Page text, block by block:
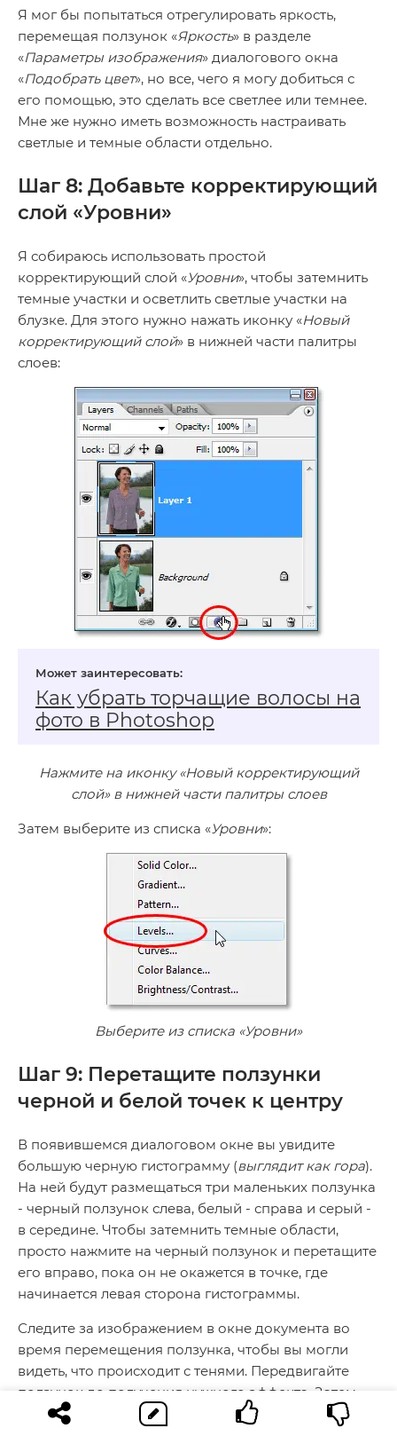
Я мог бы попытаться отрегулировать яркость,
перемещая ползунок «Яркость» в разделе
«Параметры изображения» диалогового окна
«Подобрать цвет», но все, чего я могу добиться с
его помощью, это сделать все светлее или темнее.
Мне же нужно иметь возможность настраивать
светлые и темные области отдельно.
Шаг 8: Добавьте корректирующий
слой «Уровни»
Я собираюсь использовать простой
корректирующий слой «Уровни», чтобы затемнить
темные участки и осветлить светлые участки на
блузке. Для этого нужно нажать иконку «Новый
корректирующий слой» в нижней части палитры
слоев:
Как убрать торчащие волосы на
фото в Photoshop
Нажмите на иконку «Новый корректирующий
слой» в нижней части палитры слоев
Затем выберите из списка «Уровни»:
Выберите из списка «Уровни»
Шаг 9: Перетащите ползунки
черной и белой точек к центру
В появившемся диалоговом окне вы увидите
большую черную гистограмму (выглядит как гора).
На ней будут размещаться три маленьких ползунка
- черный ползунок слева, белый - справа и серый -
в середине. Чтобы затемнить темные области,
просто нажмите на черный ползунок и перетащите
его вправо, пока он не окажется в точке, где
начинается левая сторона гистограммы.
Следите за изображением в окне документа во
время перемещения ползунка, чтобы вы могли
видеть, что происходит с тенями. Передвигайте
ползунок до получения нужного эффекта. Затем,
когда вы скорректируете темные области, нажмите